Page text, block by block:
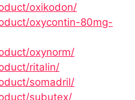
oxikodon/
oxycontin-80mg-
oxynorm/
ritalin/
somadril/
subutex/